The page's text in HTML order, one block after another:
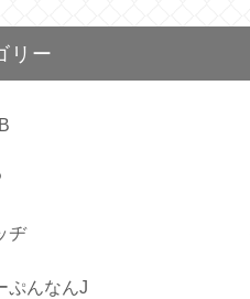
リー
ヂ
ぷんなんJ